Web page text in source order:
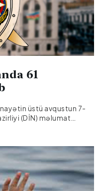
61
üstü avqustun 7-
(DİN) məlumat
dövrlərdən bağlı